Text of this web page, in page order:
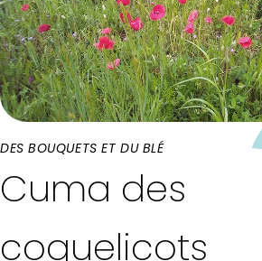
DES BOUQUETS ET DU BLÉ
Cuma des
coquelicots